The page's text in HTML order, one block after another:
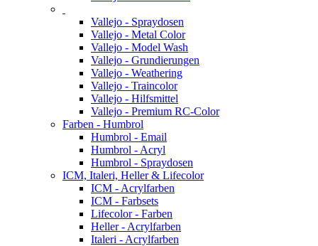
Vallejo - Spraydosen
Vallejo - Metal Color
Vallejo - Model Wash
Vallejo - Grundierungen
Vallejo - Weathering
Vallejo - Traincolor
Vallejo - Hilfsmittel
Vallejo - Premium RC-Color
Farben - Humbrol
Humbrol - Email
Humbrol - Acryl
Humbrol - Spraydosen
ICM, Italeri, Heller & Lifecolor
ICM - Acrylfarben
ICM - Farbsets
Lifecolor - Farben
Heller - Acrylfarben
Italeri - Acrylfarben